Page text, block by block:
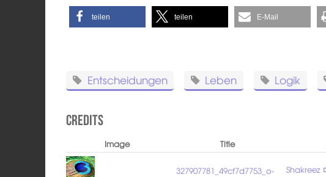
teilen teilen E-Mail
Entscheidungen Leben Logik
Credits
Image Title
327907781_49cf7d7753_o- Shakreez